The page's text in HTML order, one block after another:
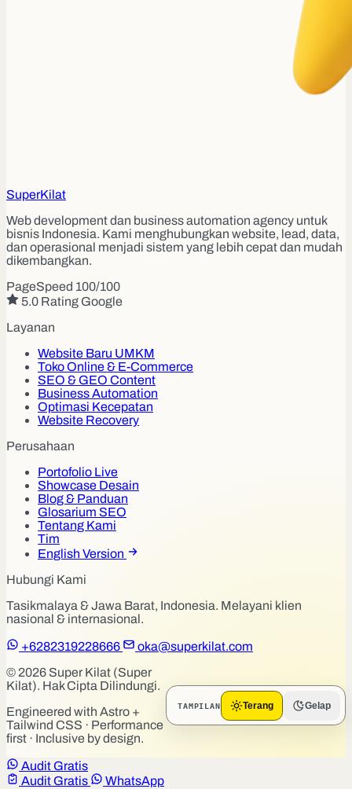
SuperKilat
Web development dan business automation agency untuk
bisnis Indonesia. Kami menghubungkan website, lead, data,
dan operasional menjadi sistem yang lebih cepat dan mudah
dikembangkan.
PageSpeed 100/100
5.0 Rating Google
Layanan
Website Baru UMKM
Toko Online & E-Commerce
SEO & GEO Content
Business Automation
Optimasi Kecepatan
Website Recovery
Perusahaan
Portofolio Live
Showcase Desain
Blog & Panduan
Glosarium SEO
Tentang Kami
Tim
English Version
Hubungi Kami
Tasikmalaya & Jawa Barat, Indonesia. Melayani klien
nasional & internasional.
+6282319228666
oka@superkilat.com
© 2026 Super Kilat (Super
Kilat). Hak Cipta Dilindungi.
Engineered with Astro +
Tailwind CSS · Performance
first · Inclusive by design.
TAMPILAN Terang Gelap
Audit Gratis
Audit Gratis
WhatsApp